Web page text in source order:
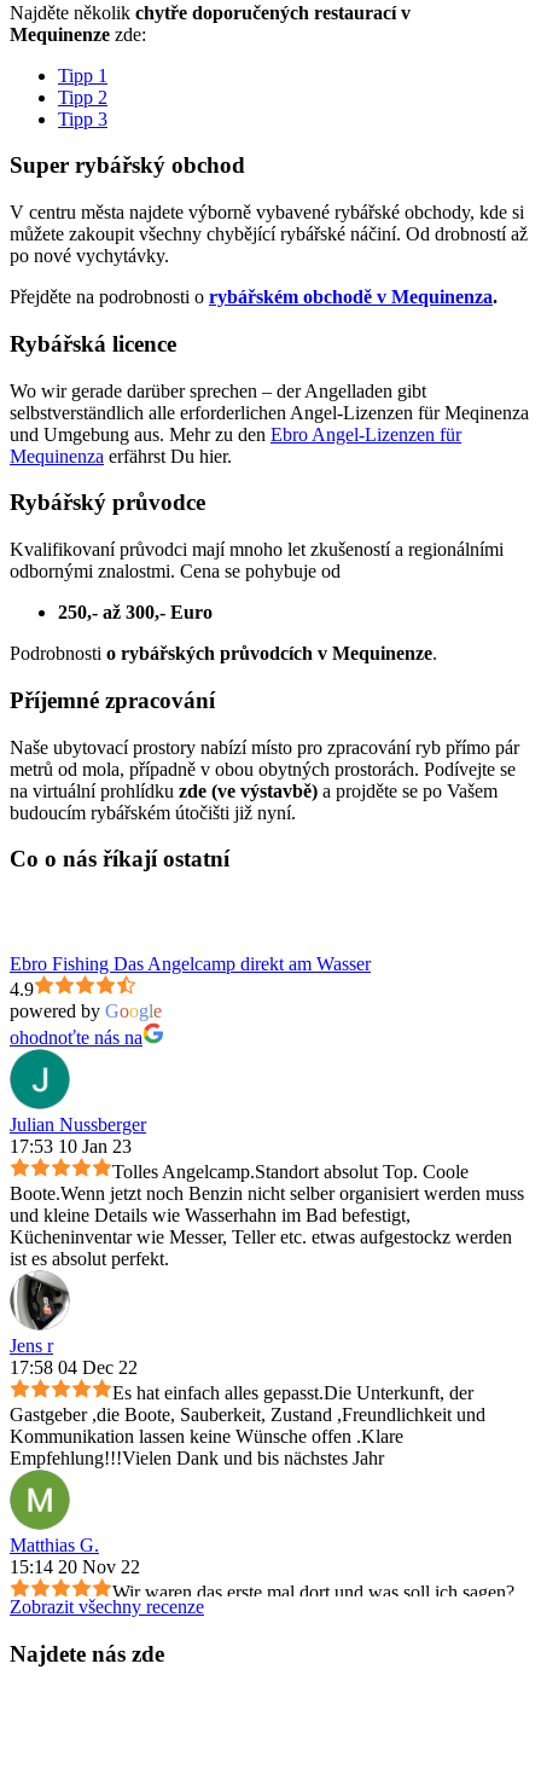
Najděte několik chytře doporučených restaurací v
Mequinenze zde:
Tipp 1
Tipp 2
Tipp 3
Super rybářský obchod
V centru města najdete výborně vybavené rybářské obchody, kde si
můžete zakoupit všechny chybějící rybářské náčiní. Od drobností až
po nové vychytávky.
Přejděte na podrobnosti o rybářském obchodě v Mequinenza.
Rybářská licence
Wo wir gerade darüber sprechen – der Angelladen gibt
selbstverständlich alle erforderlichen Angel-Lizenzen für Meqinenza
und Umgebung aus. Mehr zu den Ebro Angel-Lizenzen für
Mequinenza erfährst Du hier.
Rybářský průvodce
Kvalifikovaní průvodci mají mnoho let zkušeností a regionálními
odbornými znalostmi. Cena se pohybuje od
250,- až 300,- Euro
Podrobnosti o rybářských průvodcích v Mequinenze.
Příjemné zpracování
Naše ubytovací prostory nabízí místo pro zpracování ryb přímo pár
metrů od mola, případně v obou obytných prostorách. Podívejte se
na virtuální prohlídku zde (ve výstavbě) a projděte se po Vašem
budoucím rybářském útočišti již nyní.
Co o nás říkají ostatní
Ebro Fishing Das Angelcamp direkt am Wasser
4.9
powered by Google
ohodnoťte nás na
Julian Nussberger
17:53 10 Jan 23
Tolles Angelcamp.Standort absolut Top. Coole
Boote.Wenn jetzt noch Benzin nicht selber organisiert werden muss
und kleine Details wie Wasserhahn im Bad befestigt,
Kücheninventar wie Messer, Teller etc. etwas aufgestockz werden
ist es absolut perfekt.
Jens r
17:58 04 Dec 22
Es hat einfach alles gepasst.Die Unterkunft, der
Gastgeber ,die Boote, Sauberkeit, Zustand ,Freundlichkeit und
Kommunikation lassen keine Wünsche offen .Klare
Empfehlung!!!Vielen Dank und bis nächstes Jahr
Matthias G.
15:14 20 Nov 22
Wir waren das erste mal dort und was soll ich sagen?
Es war einfach alles perfekt! Wir wurden super freundlich
dickes Lob an Ludwig, der mit uns die Angellizenzen besorgt hat
Zobrazit všechny recenze
Najdete nás zde